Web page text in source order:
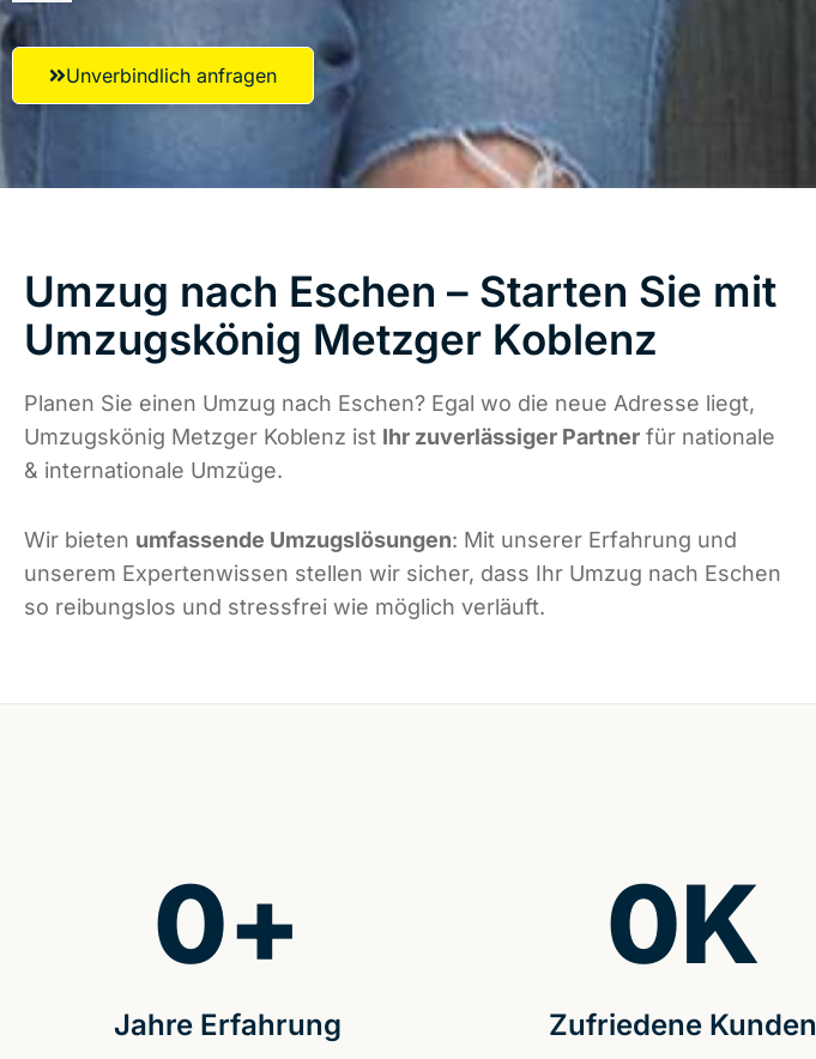
Unverbindlich anfragen
Umzug nach Eschen – Starten Sie mit
Umzugskönig Metzger Koblenz
Planen Sie einen Umzug nach Eschen? Egal wo die neue Adresse liegt,
Umzugskönig Metzger Koblenz ist Ihr zuverlässiger Partner für nationale
& internationale Umzüge.
Wir bieten umfassende Umzugslösungen: Mit unserer Erfahrung und
unserem Expertenwissen stellen wir sicher, dass Ihr Umzug nach Eschen
so reibungslos und stressfrei wie möglich verläuft.
Jahre Erfahrung
0+
Zufriedene Kunden
0K